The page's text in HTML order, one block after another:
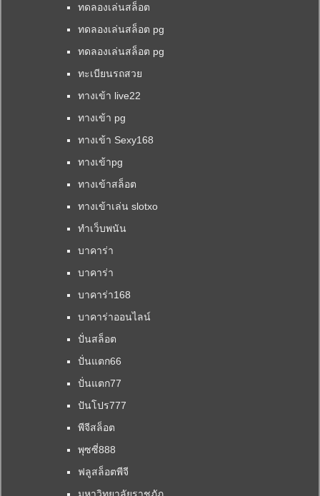
ทดลองเล่นสล็อต
ทดลองเล่นสล็อต pg
ทดลองเล่นสล็อต pg
ทะเบียนรถสวย
ทางเข้า live22
ทางเข้า pg
ทางเข้า Sexy168
ทางเข้าpg
ทางเข้าสล็อต
ทางเข้าเล่น slotxo
ทำเว็บพนัน
บาคาร่า
บาคาร่า
บาคาร่า168
บาคาร่าออนไลน์
ปั่นสล็อต
ปั่นแตก66
ปั่นแตก77
ปันโปร777
พีจีสล็อต
พุซซี่888
ฟลูสล็อตพีจี